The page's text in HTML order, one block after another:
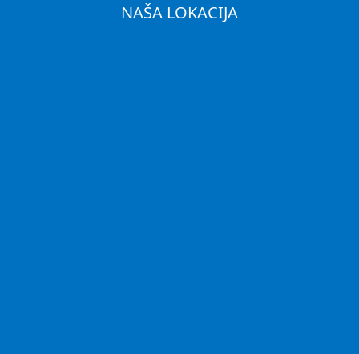
NAŠA LOKACIJA